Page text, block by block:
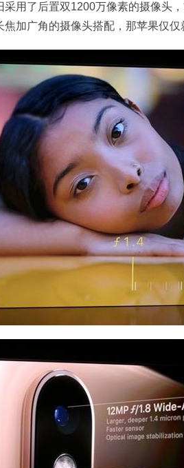
用了后置双1200万像素的摄像头
加广角的摄像头搭配，那苹果仅仅